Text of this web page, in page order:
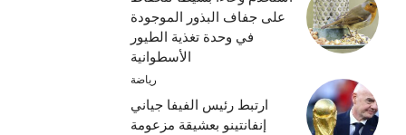
على جفاف البذور الموجودة
في وحدة تغذية الطيور
الأسطوانية
رياضة
ارتبط رئيس الفيفا جياني
إنفانتينو بعشيقة مزعومة